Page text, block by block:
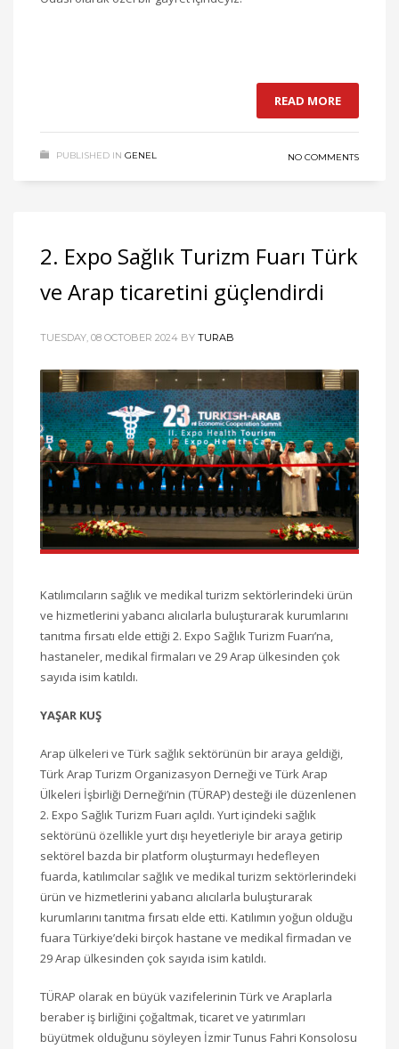
READ MORE
PUBLISHED IN GENEL NO COMMENTS
2. Expo Sağlık Turizm Fuarı Türk
ve Arap ticaretini güçlendirdi
TUESDAY, 08 OCTOBER 2024 BY TURAB
Katılımcıların sağlık ve medikal turizm sektörlerindeki ürün
ve hizmetlerini yabancı alıcılarla buluşturarak kurumlarını
tanıtma fırsatı elde ettiği 2. Expo Sağlık Turizm Fuarı’na,
hastaneler, medikal firmaları ve 29 Arap ülkesinden çok
sayıda isim katıldı.
YAŞAR KUŞ
Arap ülkeleri ve Türk sağlık sektörünün bir araya geldiği,
Türk Arap Turizm Organizasyon Derneği ve Türk Arap
Ülkeleri İşbirliği Derneği’nin (TÜRAP) desteği ile düzenlenen
2. Expo Sağlık Turizm Fuarı açıldı. Yurt içindeki sağlık
sektörünü özellikle yurt dışı heyetleriyle bir araya getirip
sektörel bazda bir platform oluşturmayı hedefleyen
fuarda, katılımcılar sağlık ve medikal turizm sektörlerindeki
ürün ve hizmetlerini yabancı alıcılarla buluşturarak
kurumlarını tanıtma fırsatı elde etti. Katılımın yoğun olduğu
fuara Türkiye’deki birçok hastane ve medikal firmadan ve
29 Arap ülkesinden çok sayıda isim katıldı.
TÜRAP olarak en büyük vazifelerinin Türk ve Araplarla
beraber iş birliğini çoğaltmak, ticaret ve yatırımları
büyütmek olduğunu söyleyen İzmir Tunus Fahri Konsolosu